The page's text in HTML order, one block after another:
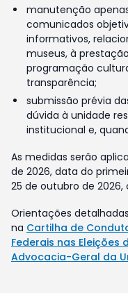
manutenção
comunicados
informativos,
museus, à
programação
transparência;
submissão prévia
dúvida à unidade
institucional e,
As medidas serão
de 2026, data do
25 de outubro de
Orientações
na Cartilha de
Federais nas
Advocacia-Geral da